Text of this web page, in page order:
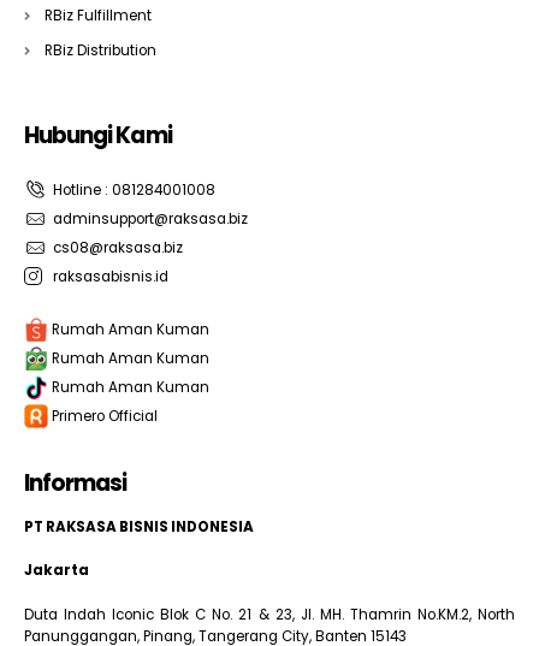
RBiz Fulfillment
RBiz Distribution
Hubungi Kami
Hotline : 081284001008
adminsupport@raksasa.biz
cs08@raksasa.biz
raksasabisnis.id
Rumah Aman Kuman
Rumah Aman Kuman
Rumah Aman Kuman
Primero Official
Informasi
PT RAKSASA BISNIS INDONESIA
Jakarta
Duta Indah Iconic Blok C No. 21 & 23, Jl. MH. Thamrin No.KM.2, North
Panunggangan, Pinang, Tangerang City, Banten 15143